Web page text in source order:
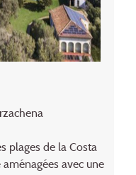
plages de la Costa
avec une